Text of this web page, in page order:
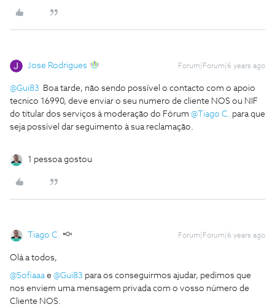
Jose Rodrigues Forum|Forum|6 years ago
@Gui83 Boa tarde, não sendo possível o contacto com o apoio
tecnico 16990, deve enviar o seu numero de cliente NOS ou NIF
do titular dos serviços à moderação do Fórum @Tiago C. para que
seja possível dar seguimento à sua reclamação.
1 pessoa gostou
Tiago C. Forum|Forum|6 years ago
Olá a todos,
@Sofiaaae @Gui83 para os conseguirmos ajudar, pedimos que
nos enviem uma mensagem privada com o vosso número de
Cliente NOS.